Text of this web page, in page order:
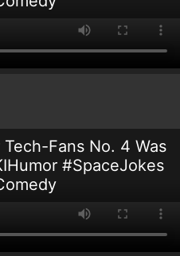
Fans No. 4 Was
#SpaceJokes